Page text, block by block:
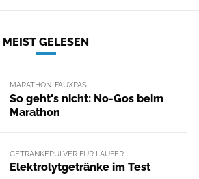
MEIST GELESEN
MARATHON-FAUXPAS
So geht's nicht: No-Gos beim
Marathon
GETRÄNKEPULVER FÜR LÄUFER
Elektrolytgetränke im Test